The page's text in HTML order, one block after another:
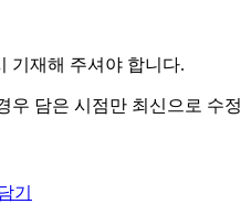
기재해 주셔야 합니다.
우 담은 시점만 최신으로 수정
기